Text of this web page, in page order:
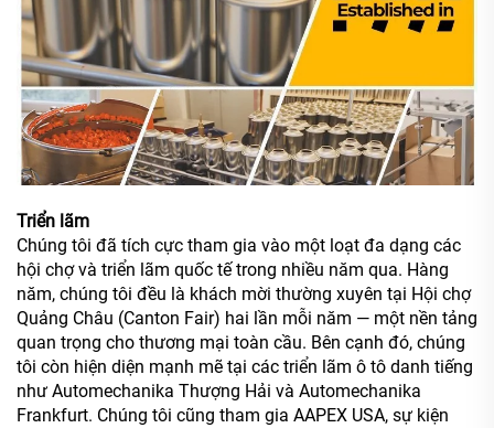
Triển lãm
Chúng tôi đã tích cực tham gia vào một loạt đa dạng các
hội chợ và triển lãm quốc tế trong nhiều năm qua. Hàng
năm, chúng tôi đều là khách mời thường xuyên tại Hội chợ
Quảng Châu (Canton Fair) hai lần mỗi năm — một nền tảng
quan trọng cho thương mại toàn cầu. Bên cạnh đó, chúng
tôi còn hiện diện mạnh mẽ tại các triển lãm ô tô danh tiếng
như Automechanika Thượng Hải và Automechanika
Frankfurt. Chúng tôi cũng tham gia AAPEX USA, sự kiện